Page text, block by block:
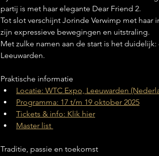
partij is met haar elegante Dear Friend 2.
Tot slot verschijnt Jorinde Verwimp met haar
zijn expressieve bewegingen en uitstraling.
Met zulke namen aan de start is het
Leeuwarden.
Praktische informatie
Locatie: WTC Expo, Leeuwarden
Programma: 17 t/m 19 oktober 2025
Tickets & info: Klik hier
Master list
Traditie, passie en toekomst